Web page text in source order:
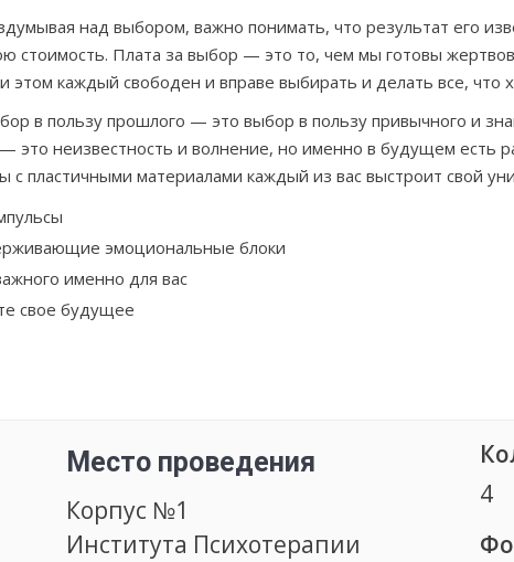
над выбором, важно понимать, что результат его
стоимость. Плата за выбор — это то, чем мы готовы
этом каждый свободен и вправе выбирать и делать все, что
в пользу прошлого — это выбор в пользу привычного и
это неизвестность и волнение, но именно в будущем есть
с пластичными материалами каждый из вас выстроит свой
эмоциональные блоки
именно для вас
свое будущее
Место проведения
Корпус №1
Института Психотерапии
4